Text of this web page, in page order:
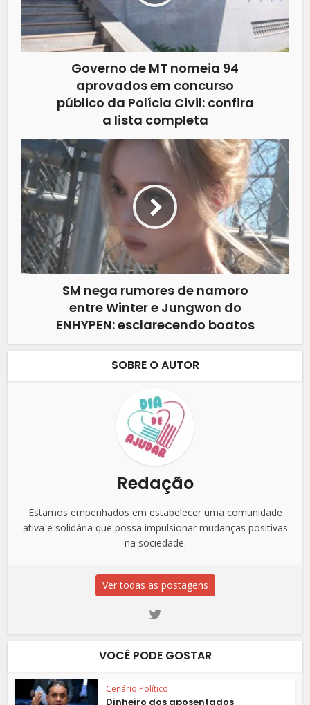
Governo de MT nomeia 94
aprovados em concurso
público da Polícia Civil: confira
a lista completa
SM nega rumores de namoro
entre Winter e Jungwon do
ENHYPEN: esclarecendo boatos
SOBRE O AUTOR
Redação
Estamos empenhados em estabelecer uma comunidade
ativa e solidária que possa impulsionar mudanças positivas
na sociedade.
Ver todas as postagens
VOCÊ PODE GOSTAR
Cenário Político
Dinheiro dos aposentados